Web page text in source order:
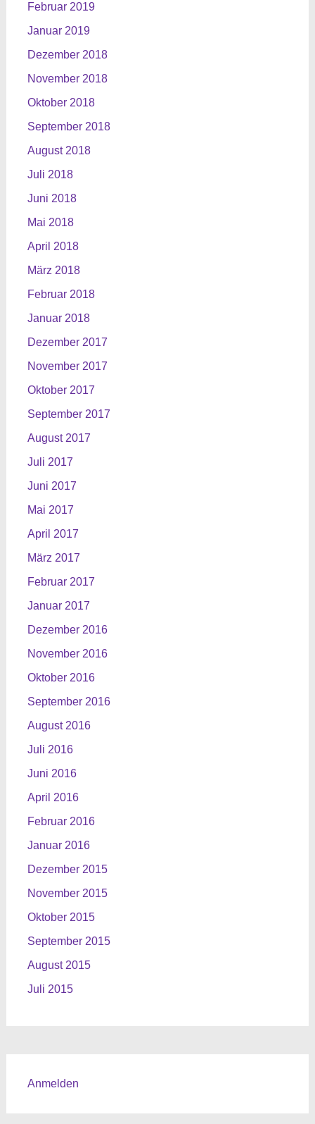
Februar 2019
Januar 2019
Dezember 2018
November 2018
Oktober 2018
September 2018
August 2018
Juli 2018
Juni 2018
Mai 2018
April 2018
März 2018
Februar 2018
Januar 2018
Dezember 2017
November 2017
Oktober 2017
September 2017
August 2017
Juli 2017
Juni 2017
Mai 2017
April 2017
März 2017
Februar 2017
Januar 2017
Dezember 2016
November 2016
Oktober 2016
September 2016
August 2016
Juli 2016
Juni 2016
April 2016
Februar 2016
Januar 2016
Dezember 2015
November 2015
Oktober 2015
September 2015
August 2015
Juli 2015
Anmelden